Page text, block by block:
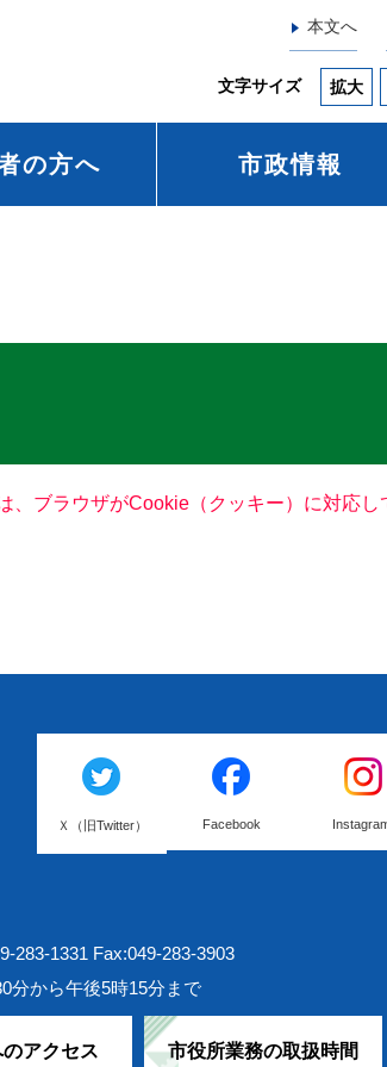
本文へ
文字サイズ 拡大
の方へ 市政情報
ブラウザがCookie（クッキー）に対応
Ｘ（旧Twitter） Facebook
283-1331 Fax:049-283-3903
分から午後5時15分まで
アクセス 市役所業務の取扱時間